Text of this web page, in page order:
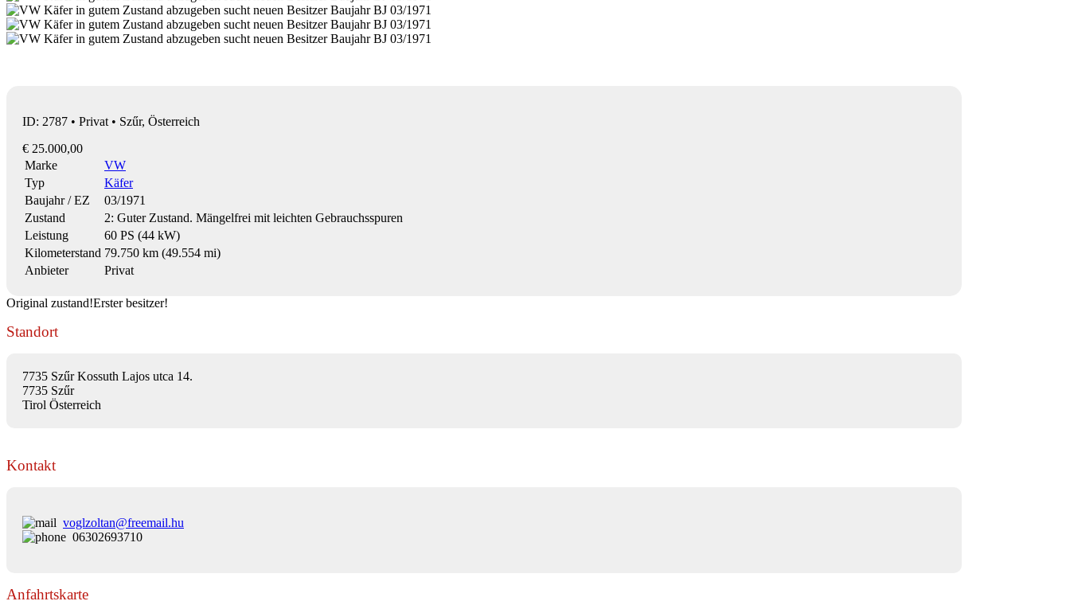
ID: 2787 • Privat • Szűr, Österreich
€ 25.000,00
Marke
VW
Typ
Käfer
Baujahr / EZ
03/1971
Zustand
2: Guter Zustand. Mängelfrei mit leichten Gebrauchsspuren
Leistung
60 PS (44 kW)
Kilometerstand 79.750 km (49.554 mi)
Anbieter
Privat
Original zustand!Erster besitzer!
Standort
7735 Szűr Kossuth Lajos utca 14.
7735 Szűr
Tirol Österreich
Kontakt
voglzoltan@freemail.hu
06302693710
Anfahrtskarte